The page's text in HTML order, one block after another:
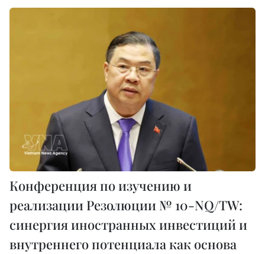
Конференция по изучению и
реализации Резолюции № 10-NQ/TW:
синергия иностранных инвестиций и
внутреннего потенциала как основа